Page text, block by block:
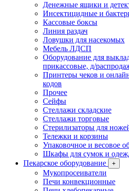
Денежные ящики и
Инсектицидные и
Кассовые боксы
Линия раздач
Ловушки для насекомых
Мебель ЛДСП
Оборудование для
прикассовые, д/
Принтеры чеков и
кодов
Прочее
Сейфы
Стеллажи складские
Стеллажи торговые
Стерилизаторы для
Тележки и корзины
Упаковочное и весовое
Шкафы для сумок и
Пекарское оборудование
+
Мукопросеиватели
Печи конвекционные